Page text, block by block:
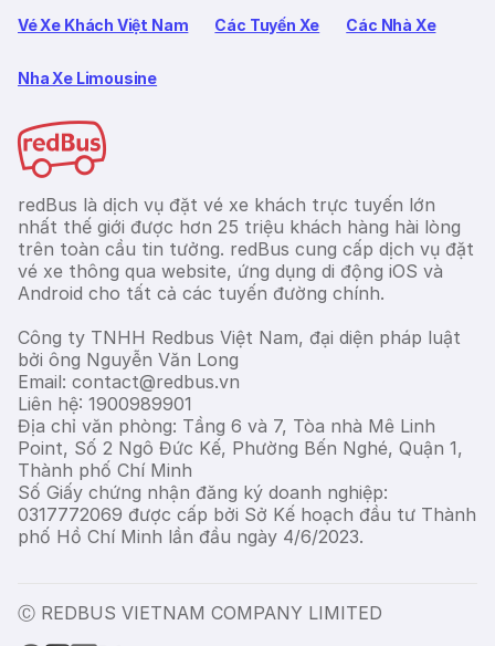
Vé Xe Khách Việt Nam Các Tuyến Xe Các Nhà Xe
Nha Xe Limousine
redBus là dịch vụ đặt vé xe khách trực tuyến lớn
nhất thế giới được hơn 25 triệu khách hàng hài lòng
trên toàn cầu tin tưởng. redBus cung cấp dịch vụ đặt
vé xe thông qua website, ứng dụng di động iOS và
Android cho tất cả các tuyến đường chính.
Công ty TNHH Redbus Việt Nam, đại diện pháp luật
bởi ông Nguyễn Văn Long
Email: contact@redbus.vn
Liên hệ: 1900989901
Địa chỉ văn phòng: Tầng 6 và 7, Tòa nhà Mê Linh
Point, Số 2 Ngô Đức Kế, Phường Bến Nghé, Quận 1,
Thành phố Chí Minh
Số Giấy chứng nhận đăng ký doanh nghiệp:
0317772069 được cấp bởi Sở Kế hoạch đầu tư Thành
phố Hồ Chí Minh lần đầu ngày 4/6/2023.
Ⓒ REDBUS VIETNAM COMPANY LIMITED